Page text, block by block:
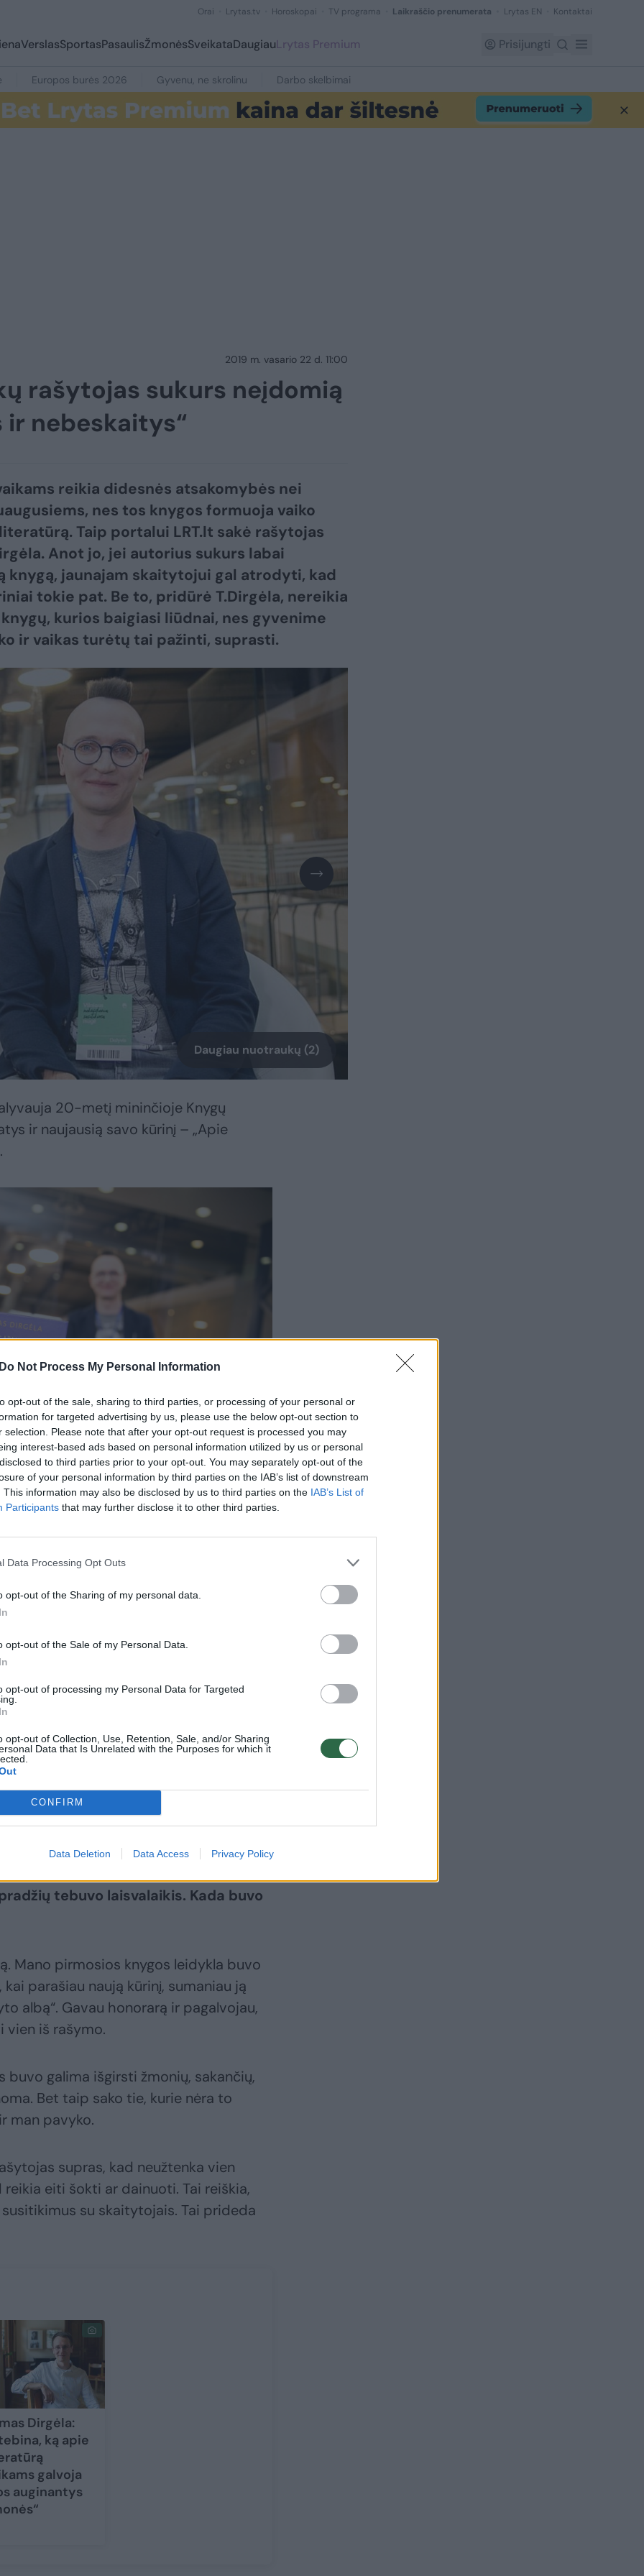
Do Not Process My Personal Information
opt-out of the sale, sharing to third parties, or processing of your personal or
for targeted advertising by us, please use the below opt-out section to
selection. Please note that after your opt-out request is processed you may
interest-based ads based on personal information utilized by us or personal
to third parties prior to your opt-out. You may separately opt-out of the
of your personal information by third parties on the IAB’s list of downstream
This information may also be disclosed by us to third parties on the IAB’s List of
Participants that may further disclose it to other third parties.
Data Processing Opt Outs
opt-out of the Sharing of my personal data.
opt-out of the Sale of my Personal Data.
opt-out of processing my Personal Data for Targeted
opt-out of Collection, Use, Retention, Sale, and/or Sharing
Data that Is Unrelated with the Purposes for which it
CONFIRM
Data Deletion Data Access Privacy Policy
Orai Lrytas.tv Horoskopai TV programa Laikraščio prenumerata Lrytas EN Kontaktai
VerslasSportasPasaulisŽmonėsSveikataDaugiauLrytas Premium Prisijungti
Europos burės 2026 Gyvenu, ne skrolinu Darbo skelbimai
2019 m. vasario 22 d. 11:00
rašytojas sukurs neįdomią
nebeskaitys“
reikia didesnės atsakomybės nei
nes tos knygos formuoja vaiko
Taip portalui LRT.lt sakė rašytojas
Anot jo, jei autorius sukurs labai
knygą, jaunajam skaitytojui gal atrodyti, kad
tokie pat. Be to, pridūrė T.Dirgėla, nereikia
kurios baigiasi liūdnai, nes gyvenime
ir vaikas turėtų tai pažinti, suprasti.
Daugiau nuotraukų (2)
20-metį mininčioje Knygų
ir naujausią savo kūrinį – „Apie
Daugiau nuotraukų (2)
pristatys naujausią savo kūrinį „Apie raganos
2015-ųjų ir esate išleidęs, berods, 10
kaip?
rašiau ilgai – po 5–6 mėnesius.
laisvalaikio leidimo forma – jei
ar du.
pagrindiniu darbu ir pajamų šaltiniu,
pirmenybė atitektų knygų rašymui. Kai
dieną jam skiriu 4–5 valandas ir per
žodžių arba vieną knygos skyrių. Jei
atsiranda per 2–4 savaites.
tebuvo laisvalaikis. Kada buvo
Mano pirmosios knygos leidykla buvo
parašiau naują kūrinį, sumaniau ją
albą“. Gavau honorarą ir pagalvojau,
vien iš rašymo.
buvo galima išgirsti žmonių, sakančių,
Bet taip sako tie, kurie nėra to
man pavyko.
supras, kad neužtenka vien
reikia eiti šokti ar dainuoti. Tai reiškia,
su skaitytojais. Tai prideda
Dirgėla:
ką apie
galvoja
auginantys